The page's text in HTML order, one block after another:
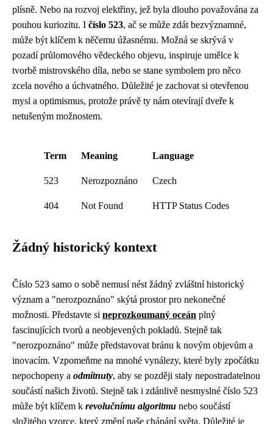
plísně. Nebo na rozvoj elektřiny, jež byla dlouho považována za
pouhou kuriozitu. I číslo 523, ač se může zdát bezvýznamné,
může být klíčem k něčemu úžasnému. Možná se skrývá v
pozadí průlomového vědeckého objevu, inspiruje umělce k
tvorbě mistrovského díla, nebo se stane symbolem pro něco
zcela nového a úchvatného. Důležité je zachovat si otevřenou
mysl a optimismus, protože právě ty nám otevírají dveře k
netušeným možnostem.
Term Meaning Language
523 Nerozpoznáno Czech
404 Not Found HTTP Status Codes
Žádný historický kontext
Číslo 523 samo o sobě nemusí nést žádný zvláštní historický
význam a "nerozpoznáno" skýtá prostor pro nekonečné
možnosti. Představte si neprozkoumaný oceán plný
fascinujících tvorů a neobjevených pokladů. Stejně tak
"nerozpoznáno" může představovat bránu k novým objevům a
inovacím. Vzpomeňme na mnohé vynálezy, které byly zpočátku
nepochopeny a odmítnuty, aby se později staly nepostradatelnou
součástí našich životů. Stejně tak i zdánlivě nesmyslné číslo 523
může být klíčem k revolučnímu algoritmu nebo součástí
složitého vzorce, který změní naše chápání světa. Důležité je